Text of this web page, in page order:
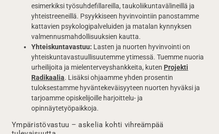
esimerkiksi työsuhdefillareilla, taukoliikuntavälineillä ja
yhteistreeneillä. Psyykkiseen hyvinvointiin panostamme
kattavien psykologipalveluiden ja matalan kynnyksen
valmennusmahdollisuuksien kautta.
Yhteiskuntavastuu: Lasten ja nuorten hyvinvointi on
yhteiskuntavastuullisuutemme ytimessä. Tuemme nuoria
urheilijoita ja mielenterveyshankkeita, kuten Projekti
Radikaalia. Lisäksi ohjaamme yhden prosentin
tuloksestamme hyväntekeväisyyteen nuorten hyväksi ja
tarjoamme opiskelijoille harjoittelu- ja
opinnäytetyöpaikkoja.
Ympäristövastuu – askelia kohti vihreämpää